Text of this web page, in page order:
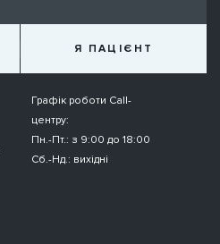
Я ПАЦІЄНТ
Графік роботи Call-
центру:
Пн.-Пт.: з 9:00 до 18:00
Сб.-Нд.: вихідні